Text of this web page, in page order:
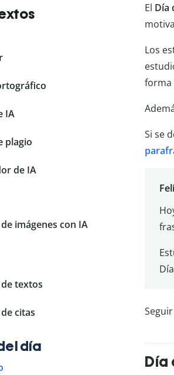
El Día
Los
forma
Si se
Día
IA
plagio
de IA
imágenes con IA
textos
citas
día